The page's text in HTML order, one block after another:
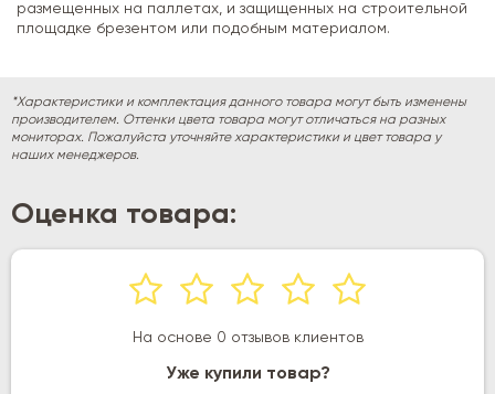
размещенных на паллетах, и защищенных на строительной
площадке брезентом или подобным материалом.
*Характеристики и комплектация данного товара могут быть изменены
производителем. Оттенки цвета товара могут отличаться на разных
мониторах. Пожалуйста уточняйте характеристики и цвет товара у
наших менеджеров.
Оценка товара:
На основе 0 отзывов клиентов
Уже купили товар?